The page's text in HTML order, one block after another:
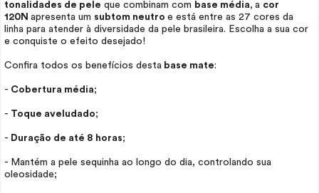
tonalidades de pele que combinam com base média, a cor
120N apresenta um subtom neutro e está entre as 27 cores da
linha para atender à diversidade da pele brasileira. Escolha a sua cor
e conquiste o efeito desejado!
Confira todos os benefícios desta base mate:
- Cobertura média;
- Toque aveludado;
- Duração de até 8 horas;
- Mantém a pele sequinha ao longo do dia, controlando sua
oleosidade;